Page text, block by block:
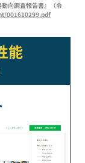
向調査報告書』（令
001610299.pdf
能